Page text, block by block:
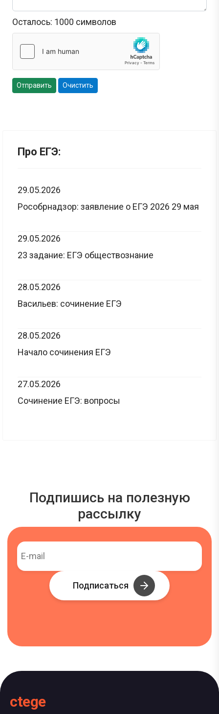
Осталось: 1000 символов
Отправить Очистить
Про ЕГЭ:
29.05.2026
Рособрнадзор: заявление о ЕГЭ 2026 29 мая
29.05.2026
23 задание: ЕГЭ обществознание
28.05.2026
Васильев: сочинение ЕГЭ
28.05.2026
Начало сочинения ЕГЭ
27.05.2026
Сочинение ЕГЭ: вопросы
Подпишись на полезную
рассылку
Подписаться
ctege